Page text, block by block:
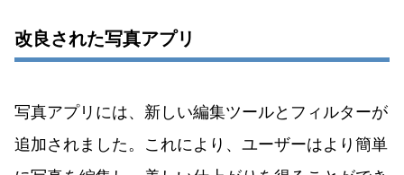
改良された写真アプリ
写真アプリには、新しい編集ツールとフィルターが
追加されました。これにより、ユーザーはより簡単